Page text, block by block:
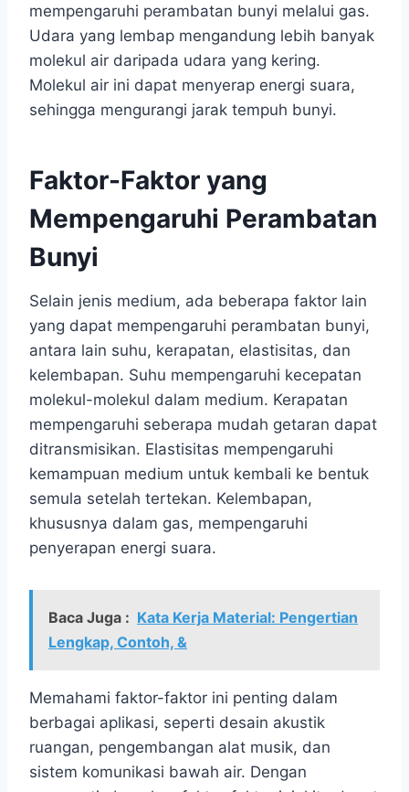
mempengaruhi perambatan bunyi melalui gas.
Udara yang lembap mengandung lebih banyak
molekul air daripada udara yang kering.
Molekul air ini dapat menyerap energi suara,
sehingga mengurangi jarak tempuh bunyi.
Faktor-Faktor yang
Mempengaruhi Perambatan
Bunyi
Selain jenis medium, ada beberapa faktor lain
yang dapat mempengaruhi perambatan bunyi,
antara lain suhu, kerapatan, elastisitas, dan
kelembapan. Suhu mempengaruhi kecepatan
molekul-molekul dalam medium. Kerapatan
mempengaruhi seberapa mudah getaran dapat
ditransmisikan. Elastisitas mempengaruhi
kemampuan medium untuk kembali ke bentuk
semula setelah tertekan. Kelembapan,
khususnya dalam gas, mempengaruhi
penyerapan energi suara.
Baca Juga : Kata Kerja Material: Pengertian
Lengkap, Contoh, &
Memahami faktor-faktor ini penting dalam
berbagai aplikasi, seperti desain akustik
ruangan, pengembangan alat musik, dan
sistem komunikasi bawah air. Dengan